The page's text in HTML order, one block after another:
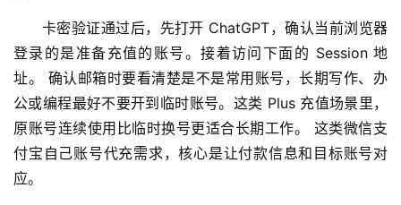
M
a
c
应
用
数
卡密验证通过后，先打开 ChatGPT，确认当前浏览器
登录的是准备充值的账号。接着访问下面的 Session 地
址。 确认邮箱时要看清楚是不是常用账号，长期写作、办
公或编程最好不要开到临时账号。这类 Plus 充值场景里，
原账号连续使用比临时换号更适合长期工作。 这类微信支
付宝自己账号代充需求，核心是让付款信息和目标账号对
应。